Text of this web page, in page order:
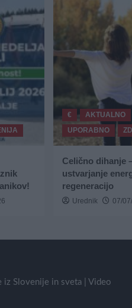
€
AKTUALNO
UPORABNO
Celično dihanje
ustvarjanje
regeneracijo
Urednik 07/
iz Slovenije in sveta | Video